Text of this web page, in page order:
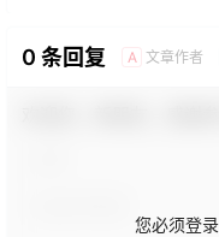
0 条回复 A 文章作者
您必须登